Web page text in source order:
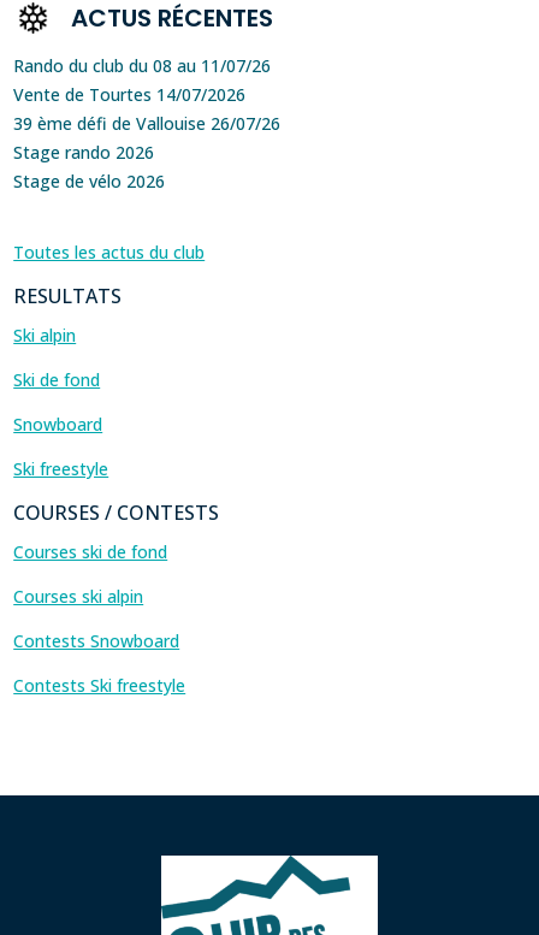
ACTUS RÉCENTES
Rando du club du 08 au 11/07/26
Vente de Tourtes 14/07/2026
39 ème défi de Vallouise 26/07/26
Stage rando 2026
Stage de vélo 2026
Toutes les actus du club
RESULTATS
Ski alpin
Ski de fond
Snowboard
Ski freestyle
COURSES / CONTESTS
Courses ski de fond
Courses ski alpin
Contests Snowboard
Contests Ski freestyle